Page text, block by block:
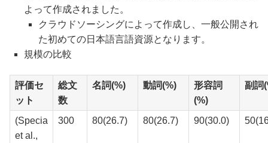
よって作成されました。
クラウドソーシングによって作成し、一般公開され
た初めての日本語言語資源となります。
規模の比較
評価セ
ット
総文
数
名詞(%) 動詞(%)
形容詞
(%)
副詞
(Specia
et al.,
300 80(26.7) 80(26.7) 90(30.0)